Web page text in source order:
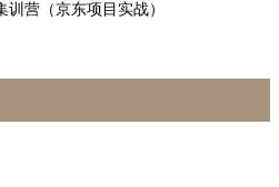
营（京东项目实战）